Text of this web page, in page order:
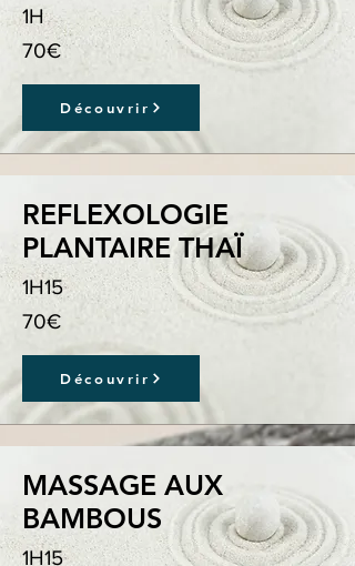
1H
70€
Découvrir
REFLEXOLOGIE
PLANTAIRE THAÏ
1H15
70€
Découvrir
MASSAGE AUX
BAMBOUS
1H15